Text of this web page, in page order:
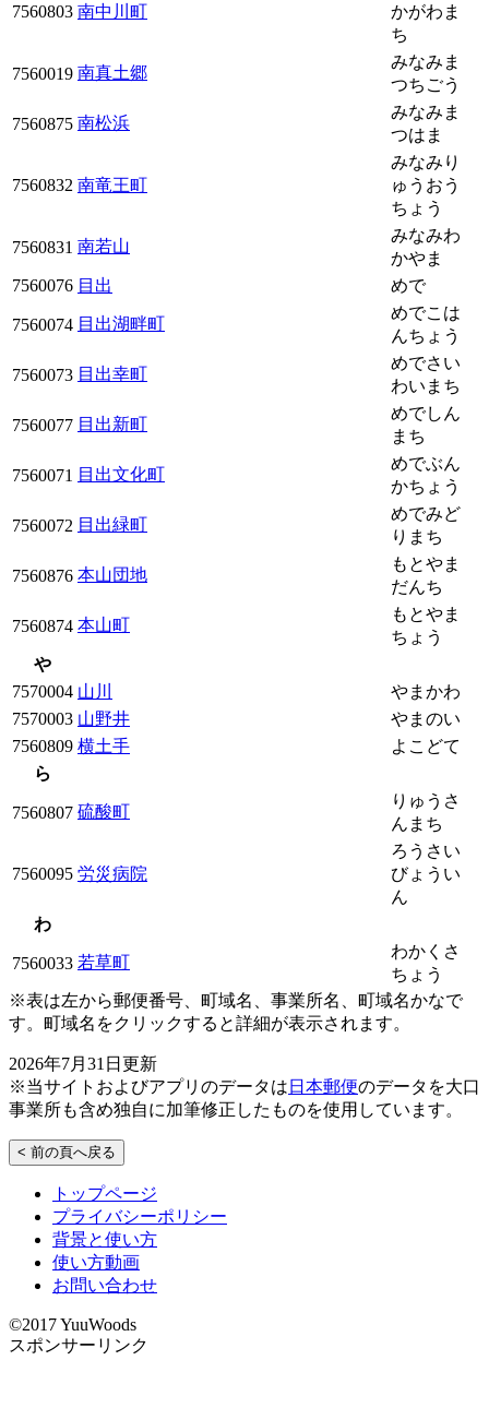
7560803 南中川町
かがわま
ち
7560019 南真土郷
みなみま
つちごう
7560875 南松浜
みなみま
つはま
7560832 南竜王町
みなみり
ゅうおう
ちょう
7560831 南若山
みなみわ
かやま
7560076 目出 めで
7560074 目出湖畔町
めでこは
んちょう
7560073 目出幸町
めでさい
わいまち
7560077 目出新町
めでしん
まち
7560071 目出文化町
めでぶん
かちょう
7560072 目出緑町
めでみど
りまち
7560876 本山団地
もとやま
だんち
7560874 本山町
もとやま
ちょう
や
7570004 山川
やまかわ
7570003 山野井
やまのい
7560809 横土手
よこどて
ら
7560807 硫酸町
りゅうさ
んまち
7560095 労災病院
ろうさい
びょうい
ん
わ
7560033 若草町
わかくさ
ちょう
※表は左から郵便番号、町域名、事業所名、町域名かなで
す。町域名をクリックすると詳細が表示されます。
2026年7月31日更新
※当サイトおよびアプリのデータは 日本郵便のデータを大口
事業所も含め独自に加筆修正したものを使用しています。
< 前の頁へ戻る
トップページ
プライバシーポリシー
背景と使い方
使い方動画
お問い合わせ
©2017 YuuWoods
スポンサーリンク